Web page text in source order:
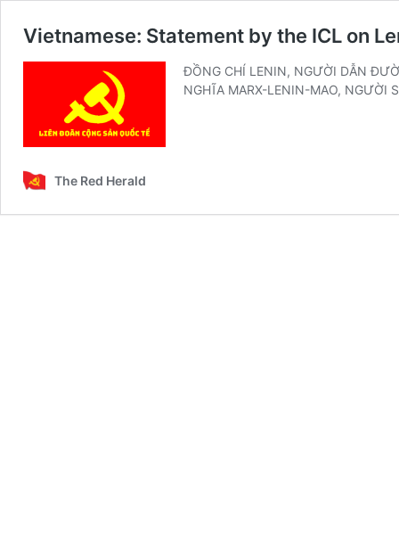
Vietnamese: Statement by the ICL on
ĐỒNG CHÍ LENIN, NGƯỜI DẪN
NGHĨA MARX-LENIN-MAO, NGƯỜI
The Red Herald